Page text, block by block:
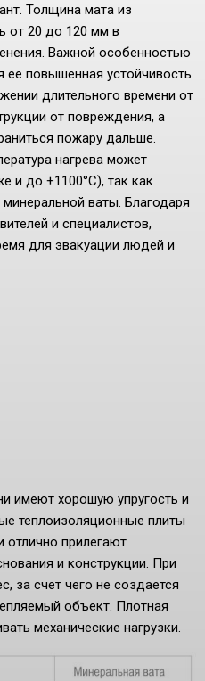
Толщина мата из
от 20 до 120 мм в
Важной особенностью
ее повышенная устойчивость
длительного времени от
от повреждения, а
пожару дальше.
нагрева может
и до +1100°С), так как
ваты. Благодаря
и специалистов,
для эвакуации людей и
имеют хорошую упругость и
теплоизоляционные плиты
отлично прилегают
и конструкции. При
за счет чего не создается
объект. Плотная
механические нагрузки.